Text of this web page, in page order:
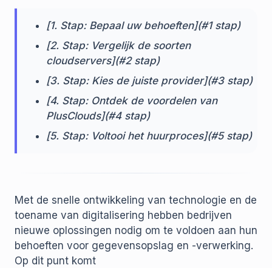
[1. Stap: Bepaal uw behoeften](#1 stap)
[2. Stap: Vergelijk de soorten
cloudservers](#2 stap)
[3. Stap: Kies de juiste provider](#3 stap)
[4. Stap: Ontdek de voordelen van
PlusClouds](#4 stap)
[5. Stap: Voltooi het huurproces](#5 stap)
Met de snelle ontwikkeling van technologie en de
toename van digitalisering hebben bedrijven
nieuwe oplossingen nodig om te voldoen aan hun
behoeften voor gegevensopslag en -verwerking.
Op dit punt komt